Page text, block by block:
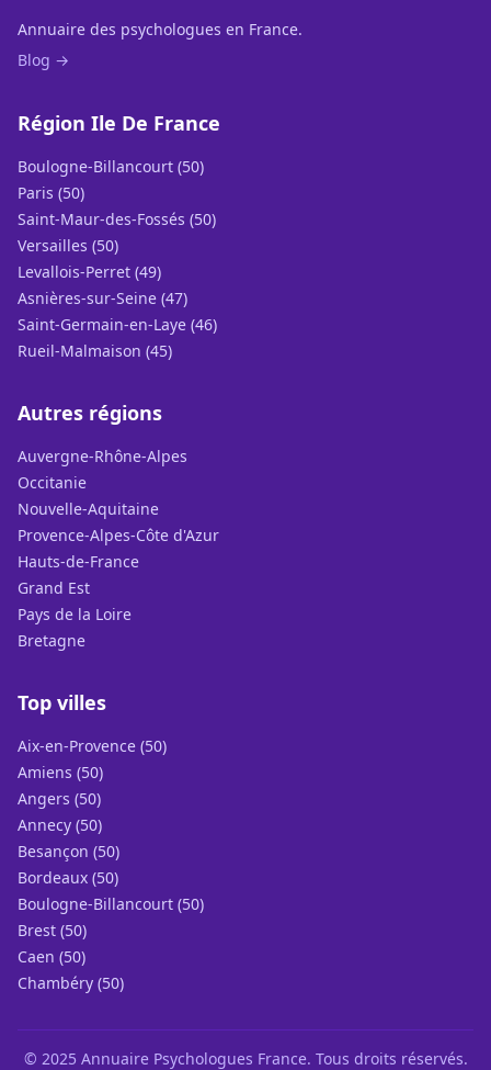
Annuaire des psychologues en France.
Blog →
Région Ile De France
Boulogne-Billancourt (50)
Paris (50)
Saint-Maur-des-Fossés (50)
Versailles (50)
Levallois-Perret (49)
Asnières-sur-Seine (47)
Saint-Germain-en-Laye (46)
Rueil-Malmaison (45)
Autres régions
Auvergne-Rhône-Alpes
Occitanie
Nouvelle-Aquitaine
Provence-Alpes-Côte d'Azur
Hauts-de-France
Grand Est
Pays de la Loire
Bretagne
Top villes
Aix-en-Provence (50)
Amiens (50)
Angers (50)
Annecy (50)
Besançon (50)
Bordeaux (50)
Boulogne-Billancourt (50)
Brest (50)
Caen (50)
Chambéry (50)
© 2025 Annuaire Psychologues France. Tous droits réservés.